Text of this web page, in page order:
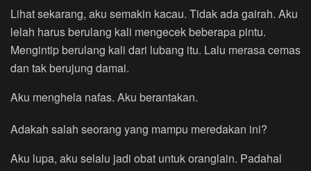
Lihat sekarang, aku semakin kacau. Tidak ada gairah. Aku
lelah harus berulang kali mengecek beberapa pintu.
Mengintip berulang kali dari lubang itu. Lalu merasa cemas
dan tak berujung damai.
Aku menghela nafas. Aku berantakan.
Adakah salah seorang yang mampu meredakan ini?
Aku lupa, aku selalu jadi obat untuk oranglain. Padahal